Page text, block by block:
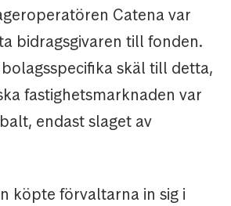
Catena var
bidragsgivaren till fonden.
skäl till detta,
fastighetsmarknaden var
endast slaget av
köpte förvaltarna in sig i